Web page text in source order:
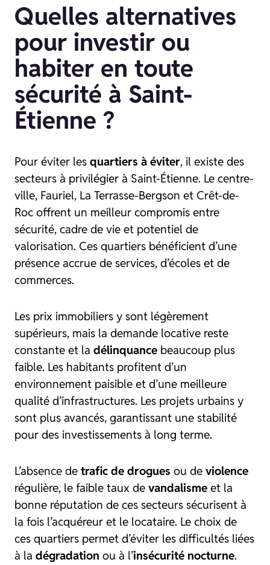
Quelles alternatives
pour investir ou
habiter en toute
sécurité à Saint-
Étienne ?
Pour éviter les quartiers à éviter, il existe des
secteurs à privilégier à Saint-Étienne. Le centre-
ville, Fauriel, La Terrasse-Bergson et Crêt-de-
Roc offrent un meilleur compromis entre
sécurité, cadre de vie et potentiel de
valorisation. Ces quartiers bénéficient d’une
présence accrue de services, d’écoles et de
commerces.
Les prix immobiliers y sont légèrement
supérieurs, mais la demande locative reste
constante et la délinquance beaucoup plus
faible. Les habitants profitent d’un
environnement paisible et d’une meilleure
qualité d’infrastructures. Les projets urbains y
sont plus avancés, garantissant une stabilité
pour des investissements à long terme.
L’absence de trafic de drogues ou de violence
régulière, le faible taux de vandalisme et la
bonne réputation de ces secteurs sécurisent à
la fois l’acquéreur et le locataire. Le choix de
ces quartiers permet d’éviter les difficultés liées
à la dégradation ou à l’insécurité nocturne.